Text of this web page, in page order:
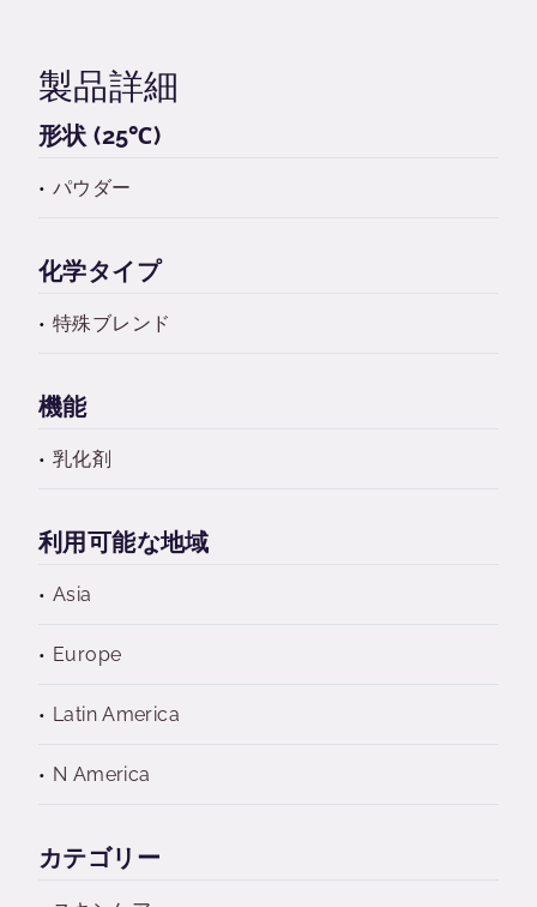
製品詳細
形状 (25℃)
パウダー
化学タイプ
特殊ブレンド
機能
乳化剤
利用可能な地域
Asia
Europe
Latin America
N America
カテゴリー